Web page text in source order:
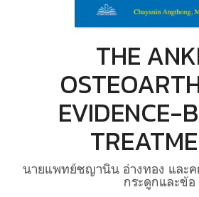
THE
EVIDENCE-
นายแพทย์ชญานิน อ่างทอง และ
กระดูกและข้อ